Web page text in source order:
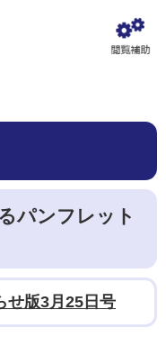
パンフレット
版3月25日号